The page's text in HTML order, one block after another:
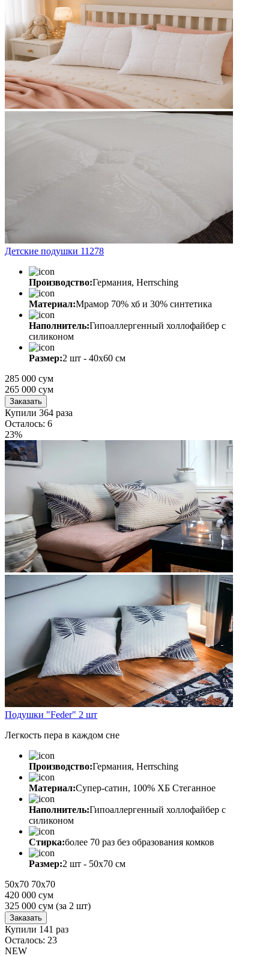
Детские подушки 11278
Производство:Германия, Herrsching
Материал:Мрамор 70% хб и 30% синтетика
Наполнитель:Гипоаллергенный холлофайбер с
силиконом
Размер:2 шт - 40х60 см
285 000 сум
265 000 сум
Заказать
Купили 364 раза
Осталось: 6
23%
Подушки "Feder" 2 шт
Легкость пера в каждом сне
Производство:Германия, Herrsching
Материал:Супер-сатин, 100% ХБ Стеганное
Наполнитель:Гипоаллергенный холлофайбер с
силиконом
Стирка:более 70 раз без образования комков
Размер:2 шт - 50х70 см
50х70 70х70
420 000 сум
325 000 сум (за 2 шт)
Заказать
Купили 141 раз
Осталось: 23
NEW